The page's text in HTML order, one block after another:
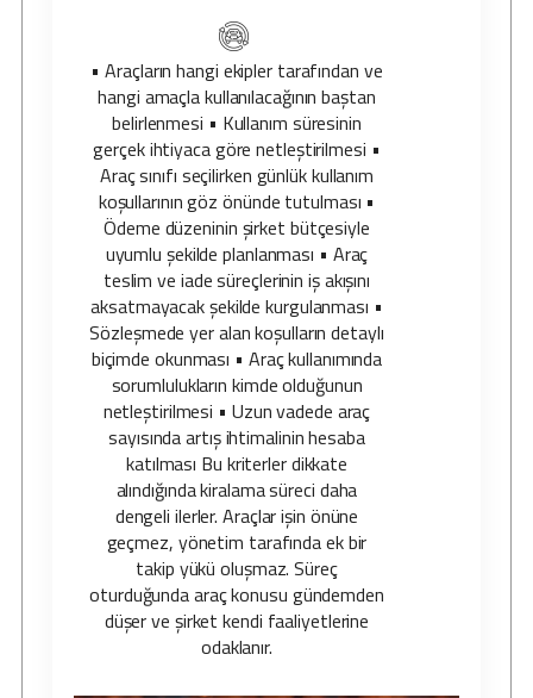
• Araçların hangi ekipler tarafından ve
hangi amaçla kullanılacağının baştan
belirlenmesi • Kullanım süresinin
gerçek ihtiyaca göre netleştirilmesi •
Araç sınıfı seçilirken günlük kullanım
koşullarının göz önünde tutulması •
Ödeme düzeninin şirket bütçesiyle
uyumlu şekilde planlanması • Araç
teslim ve iade süreçlerinin iş akışını
aksatmayacak şekilde kurgulanması •
Sözleşmede yer alan koşulların detaylı
biçimde okunması • Araç kullanımında
sorumlulukların kimde olduğunun
netleştirilmesi • Uzun vadede araç
sayısında artış ihtimalinin hesaba
katılması Bu kriterler dikkate
alındığında kiralama süreci daha
dengeli ilerler. Araçlar işin önüne
geçmez, yönetim tarafında ek bir
takip yükü oluşmaz. Süreç
oturduğunda araç konusu gündemden
düşer ve şirket kendi faaliyetlerine
odaklanır.